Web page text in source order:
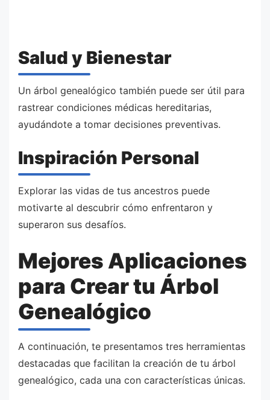
Salud y Bienestar
Un árbol genealógico también puede ser útil para
rastrear condiciones médicas hereditarias,
ayudándote a tomar decisiones preventivas.
Inspiración Personal
Explorar las vidas de tus ancestros puede
motivarte al descubrir cómo enfrentaron y
superaron sus desafíos.
Mejores Aplicaciones
para Crear tu Árbol
Genealógico
A continuación, te presentamos tres herramientas
destacadas que facilitan la creación de tu árbol
genealógico, cada una con características únicas.